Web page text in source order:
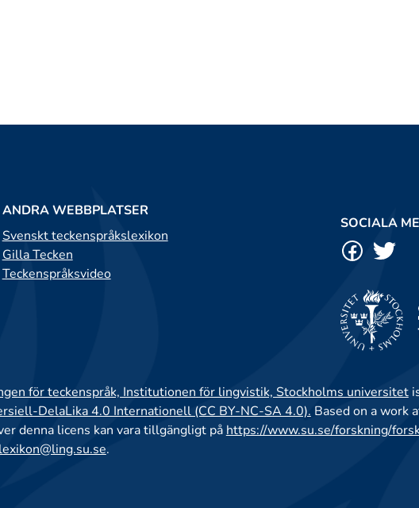
ANDRA WEBBPLATSER
Svenskt teckenspråkslexikon
Gilla Tecken
Teckenspråksvideo
SOCIALA
för teckenspråk, Institutionen för lingvistik, Stockholms universitet
DelaLika 4.0 Internationell (CC BY-NC-SA 4.0). Based on a work
denna licens kan vara tillgängligt på https://www.su.se/forskning/
.